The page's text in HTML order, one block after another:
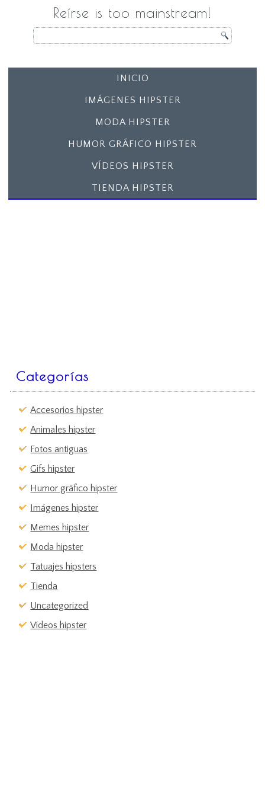
Reírse is too mainstream!
INICIO
IMÁGENES HIPSTER
MODA HIPSTER
HUMOR GRÁFICO HIPSTER
VÍDEOS HIPSTER
TIENDA HIPSTER
Categorías
Accesorios hipster
Animales hipster
Fotos antiguas
Gifs hipster
Humor gráfico hipster
Imágenes hipster
Memes hipster
Moda hipster
Tatuajes hipsters
Tienda
Uncategorized
Vídeos hipster